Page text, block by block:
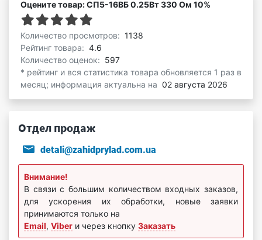
Оцените товар: СП5-16ВБ 0.25Вт 330 Ом 10%
Количество просмотров: 1138
Рейтинг товара: 4.6
Количество оценок: 597
* рейтинг и вся статистика товара обновляется 1 раз в
месяц; информация актуальна на 02 августа 2026
Отдел продаж
detali@zahidprylad.com.ua
Внимание!
В связи с большим количеством входных заказов,
для ускорения их обработки, новые заявки
принимаются только на
Email, Viber и через кнопку Заказать